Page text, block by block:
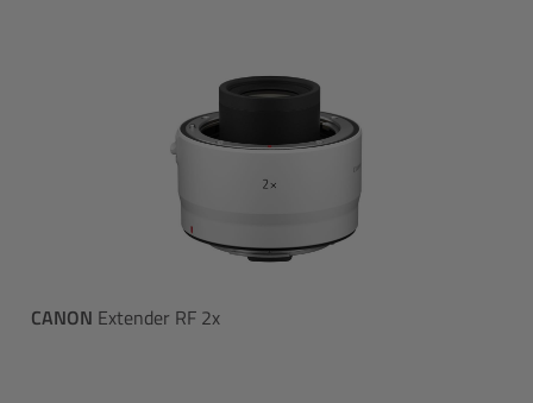
CANON Extender RF 2x